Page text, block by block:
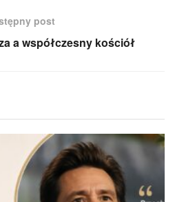
post
a współczesny kościół